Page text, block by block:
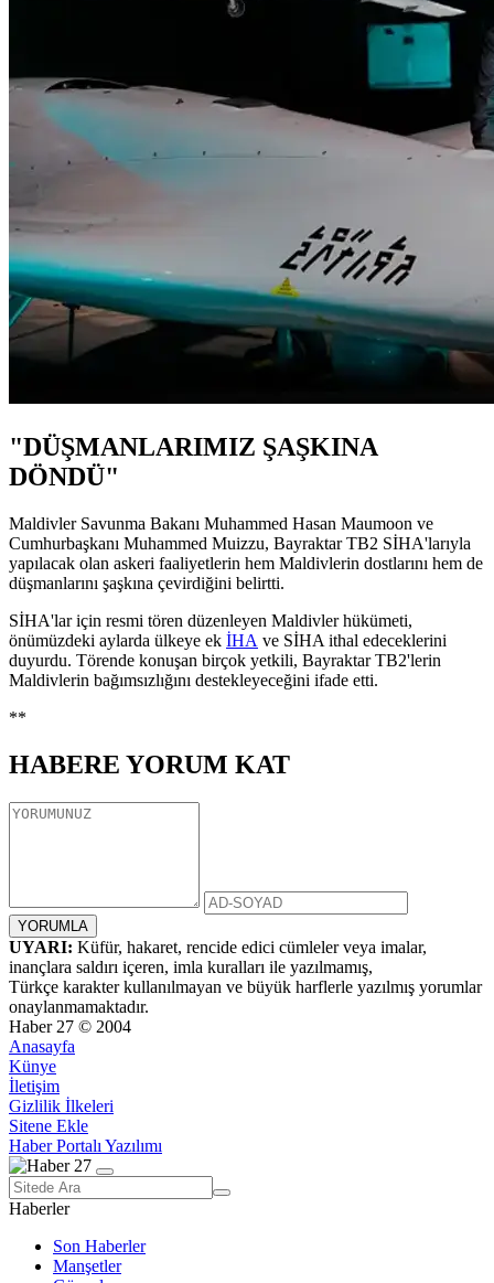
"DÜŞMANLARIMIZ ŞAŞKINA
DÖNDÜ"
Maldivler Savunma Bakanı Muhammed Hasan Maumoon ve
Cumhurbaşkanı Muhammed Muizzu, Bayraktar TB2 SİHA'larıyla
yapılacak olan askeri faaliyetlerin hem Maldivlerin dostlarını hem de
düşmanlarını şaşkına çevirdiğini belirtti.
SİHA'lar için resmi tören düzenleyen Maldivler hükümeti,
önümüzdeki aylarda ülkeye ek İHA ve SİHA ithal edeceklerini
duyurdu. Törende konuşan birçok yetkili, Bayraktar TB2'lerin
Maldivlerin bağımsızlığını destekleyeceğini ifade etti.
**
HABERE YORUM KAT
UYARI: Küfür, hakaret, rencide edici cümleler veya imalar,
inançlara saldırı içeren, imla kuralları ile yazılmamış,
Türkçe karakter kullanılmayan ve büyük harflerle yazılmış yorumlar
onaylanmamaktadır.
Haber 27 © 2004
Anasayfa
Künye
İletişim
Gizlilik İlkeleri
Sitene Ekle
Haber Portalı Yazılımı
Haberler
Son Haberler
Manşetler